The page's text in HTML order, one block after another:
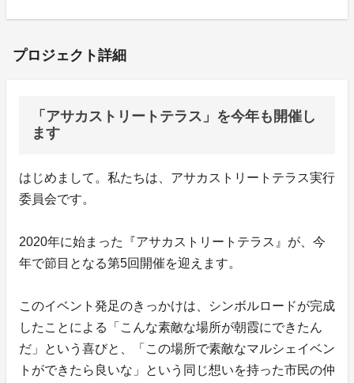
プロジェクト詳細
「アサカストリートテラス」を今年も開催し
ます
はじめまして。私たちは、アサカストリートテラス実行
委員会です。
2020年に始まった『アサカストリートテラス』が、今
年で節目となる第5回開催を迎えます。
このイベント発足のきっかけは、シンボルロードが完成
したことによる「こんな素敵な場所が朝霞にできたん
だ」という喜びと、「この場所で素敵なマルシェイベン
トができたら良いな」という同じ想いを持った市民の仲